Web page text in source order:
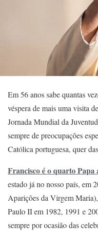
Em 56 anos sabe quantas
véspera de mais uma visita
Jornada Mundial da
sempre de preocupações
Católica portuguesa, quer
Francisco é o quarto
estado já no nosso país, em
Aparições da Virgem
Paulo II em 1982, 1991 e
sempre por ocasião das